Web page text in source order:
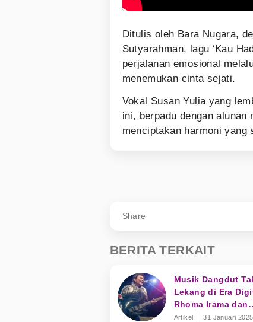
Ditulis oleh Bara Nugara,
Sutyarahman, lagu ‘Kau
perjalanan emosional
menemukan cinta sejati.
Vokal Susan Yulia yang
ini, berpadu dengan
menciptakan harmoni yang
Share
BERITA TERKAIT
Musik Dangdut
Lekang di Era
Rhoma Irama dan
Transformasi Genre
Artikel 31 Januari 2025